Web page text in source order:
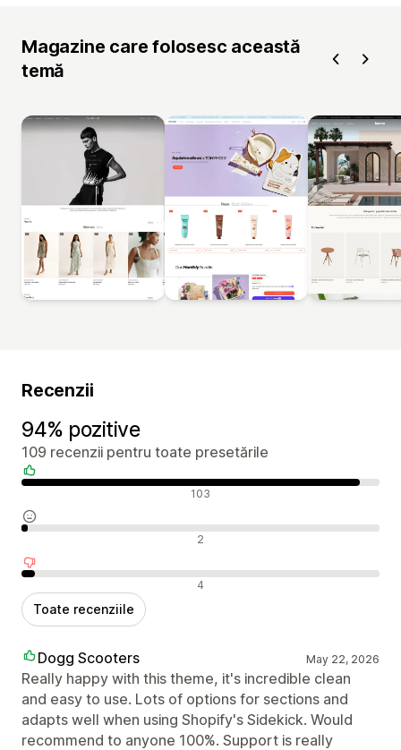
Magazine care folosesc această
temă
Recenzii
94% pozitive
109 recenzii pentru toate presetările
Recenzii pozitive 103
Recenzii neutre 2
Recenzii negative 4
Toate recenziile
Dogg Scooters May 22, 2026
Really happy with this theme, it's incredible clean
and easy to use. Lots of options for sections and
adapts well when using Shopify's Sidekick. Would
recommend to anyone 100%. Support is really